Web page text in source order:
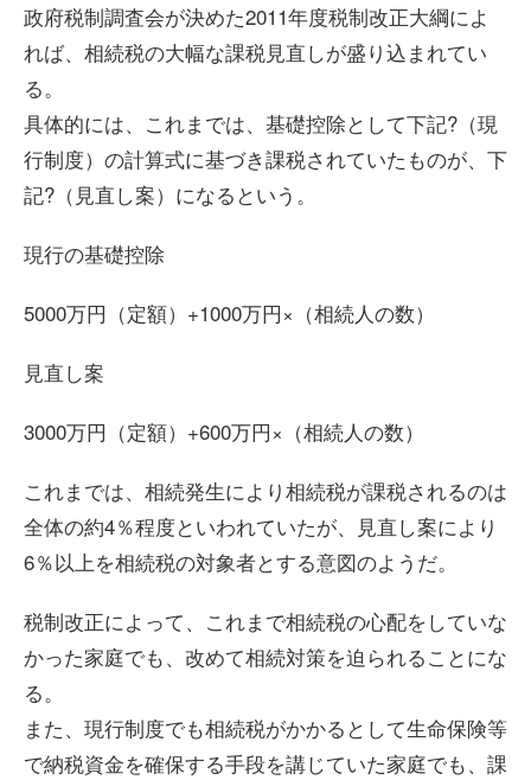
政府税制調査会が決めた2011年度税制改正大綱によ
れば、相続税の大幅な課税見直しが盛り込まれてい
る。
具体的には、これまでは、基礎控除として下記?（現
行制度）の計算式に基づき課税されていたものが、下
記?（見直し案）になるという。
現行の基礎控除
5000万円（定額）+1000万円×（相続人の数）
見直し案
3000万円（定額）+600万円×（相続人の数）
これまでは、相続発生により相続税が課税されるのは
全体の約4％程度といわれていたが、見直し案により
6％以上を相続税の対象者とする意図のようだ。
税制改正によって、これまで相続税の心配をしていな
かった家庭でも、改めて相続対策を迫られることにな
る。
また、現行制度でも相続税がかかるとして生命保険等
で納税資金を確保する手段を講じていた家庭でも、課